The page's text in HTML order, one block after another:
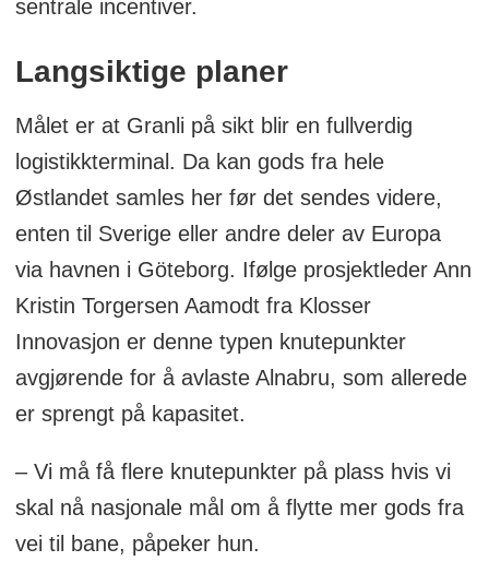
sentrale incentiver.
Langsiktige planer
Målet er at Granli på sikt blir en fullverdig
logistikkterminal. Da kan gods fra hele
Østlandet samles her før det sendes videre,
enten til Sverige eller andre deler av Europa
via havnen i Göteborg. Ifølge prosjektleder Ann
Kristin Torgersen Aamodt fra Klosser
Innovasjon er denne typen knutepunkter
avgjørende for å avlaste Alnabru, som allerede
er sprengt på kapasitet.
– Vi må få flere knutepunkter på plass hvis vi
skal nå nasjonale mål om å flytte mer gods fra
vei til bane, påpeker hun.